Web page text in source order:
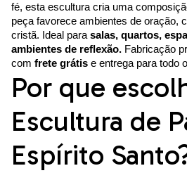
fé, esta escultura cria uma
peça favorece ambientes de oração,
cristã. Ideal para salas, quartos,
ambientes de reflexão. Fabricação
com frete grátis e entrega para todo
Por que
Escultura de
Espírito